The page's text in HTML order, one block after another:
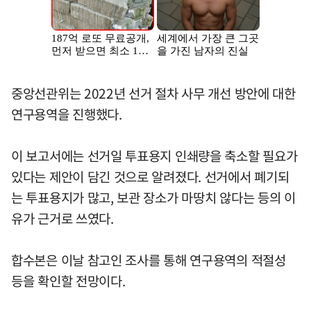
중앙선관위는 2022년 선거 절차 사무 개선 방안에 대한
연구용역을 진행했다.
이 보고서에는 선거일 투표용지 인쇄량을 축소할 필요가
있다는 제안이 담긴 것으로 알려졌다. 선거에서 폐기되
는 투표용지가 많고, 보관 장소가 마땅치 않다는 등의 이
유가 근거로 쓰였다.
합수본은 이날 참고인 조사를 통해 연구용역의 적절성
등을 확인할 전망이다.